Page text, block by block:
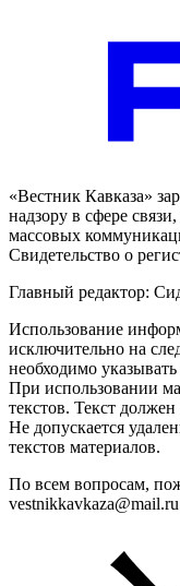
«Вестник Кавказа»
надзору в сфере
массовых
Свидетельство о
Главный редактор:
Использование
исключительно на
необходимо
При использовании
текстов. Текст
Не допускается
текстов материалов.
По всем вопросам,
vestnikkavkaza@mail.ru